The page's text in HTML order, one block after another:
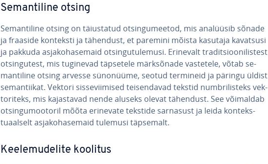
Se­man­ti­line otsing
Se­man­ti­line otsing on täius­ta­tud ot­sin­gu­mee­tod, mis analüüsib sõnade
ja fraaside konteksti ja tähendust, et paremini mõista kasutaja kavatsusi
ja pakkuda as­ja­ko­ha­semaid ot­sin­gu­tu­le­musi. Erinevalt tra­dit­sioo­ni­lis­test
ot­sin­gu­test, mis tuginevad täpsetele märk­sõ­nade vastetele, võtab se­
man­ti­line otsing arvesse sünonüüme, seotud termineid ja päringu üldist
se­man­tiikat. Vektori sis­se­vii­mised tei­sen­da­vad tekstid numb­ri­lis­teks vek­
to­ri­teks, mis ka­jas­ta­vad nende aluseks olevat tähendust. See võimaldab
ot­sin­gu­moo­to­ril mõõta erinevate tekstide sarnasust ja leida kon­teks­
tuaal­selt as­ja­ko­ha­semaid tulemusi täpsemalt.
Kee­le­mu­de­lite koolitus